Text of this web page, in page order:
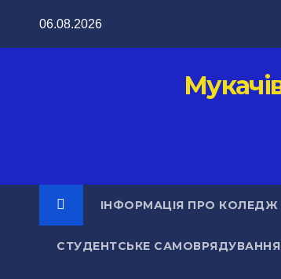
06.08.2026
ІНФОРМАЦІЯ ПРО КОЛЕДЖ
СТУДЕНТСЬКЕ САМОВРЯДУВАННЯ